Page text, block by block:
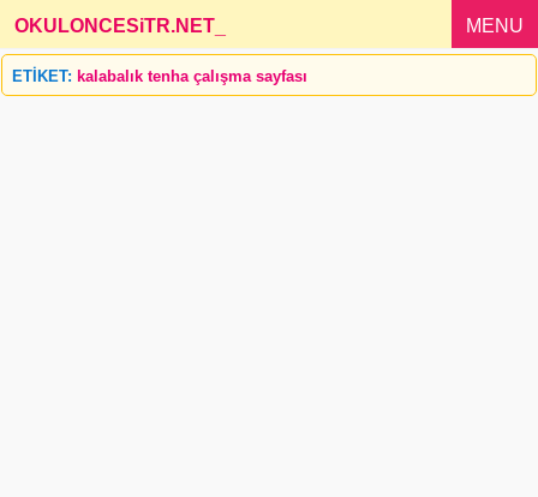
OKULONCESiTR.NET MENU
ETİKET: kalabalık tenha çalışma sayfası